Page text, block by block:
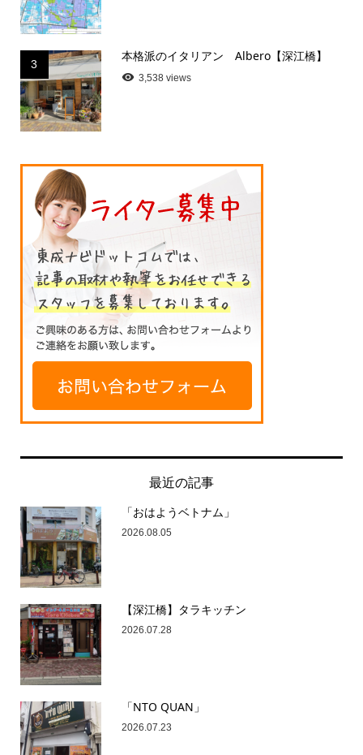
3
本格派のイタリアン Albero【深江橋】
3,538 views
最近の記事
「おはようベトナム」
2026.08.05
【深江橋】タラキッチン
2026.07.28
「NTO QUAN」
2026.07.23